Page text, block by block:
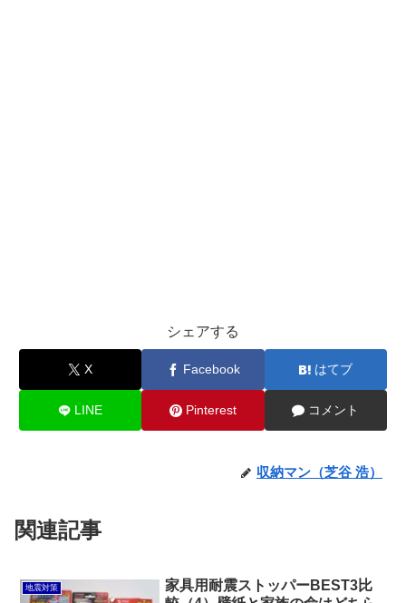
シェアする
X Facebook はてブ
LINE Pinterest コメント
収納マン（芝谷 浩）
関連記事
地震対策
家具用耐震ストッパーBEST3比